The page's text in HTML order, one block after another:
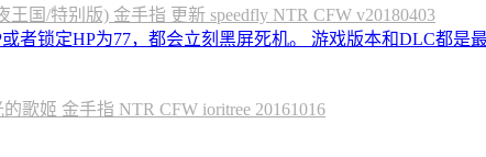
国/特别版) 金手指 更新 speedfly NTR CFW v20180403
者锁定HP为77，都会立刻黑屏死机。 游戏版本和DLC都是
歌姬 金手指 NTR CFW ioritree 20161016